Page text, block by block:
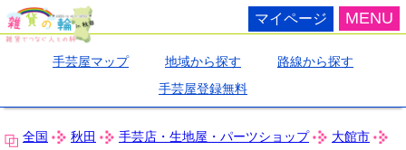
MENU
マイページ
手芸屋マップ 地域から探す
路線から探す
手芸屋登録無料
全国 秋田 手芸店・生地屋・パーツショップ
大館市